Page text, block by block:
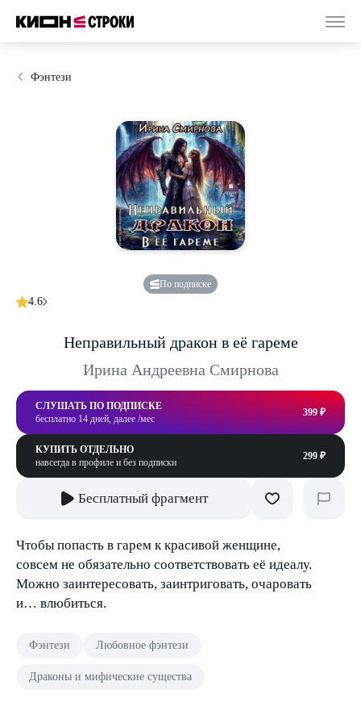
Фэнтези
По подписке
4.6
Неправильный дракон в её гареме
Ирина Андреевна Смирнова
СЛУШАТЬ ПО ПОДПИСКЕ
бесплатно 14 дней, далее /мес
399 ₽
КУПИТЬ ОТДЕЛЬНО
навсегда в профиле и без подписки
299 ₽
Бесплатный фрагмент
Чтобы попасть в гарем к красивой женщине,
совсем не обязательно соответствовать её идеалу.
Можно заинтересовать, заинтриговать, очаровать
и… влюбиться.
Фэнтези Любовное фэнтези
Драконы и мифические существа